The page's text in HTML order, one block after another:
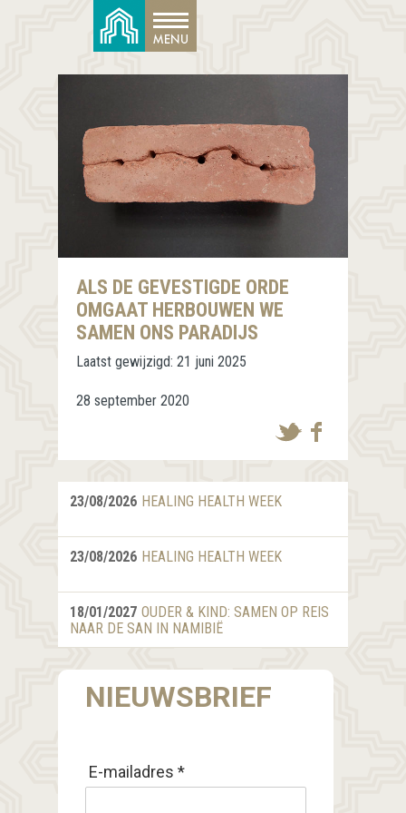
ALS DE GEVESTIGDE ORDE
OMGAAT HERBOUWEN WE
SAMEN ONS PARADIJS
Laatst gewijzigd: 21 juni 2025
28 september 2020
23/08/2026 HEALING HEALTH WEEK
23/08/2026 HEALING HEALTH WEEK
18/01/2027 OUDER & KIND: SAMEN OP REIS
NAAR DE SAN IN NAMIBIË
NIEUWSBRIEF
E-mailadres *